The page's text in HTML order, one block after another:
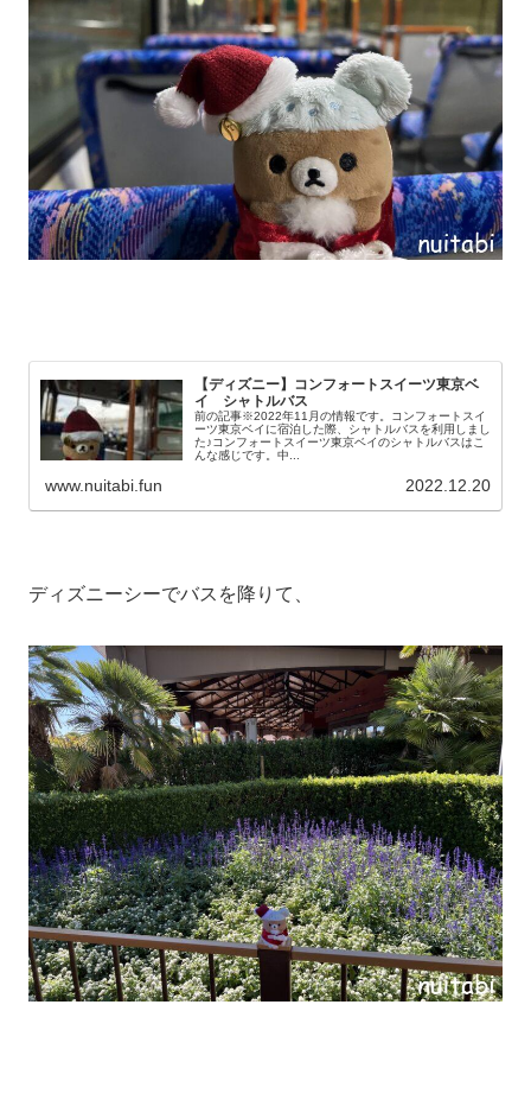
【ディズニー】コンフォートスイーツ東京ベ
イ シャトルバス
前の記事※2022年11月の情報です。コンフォートスイ
ーツ東京ベイに宿泊した際、シャトルバスを利用しまし
た♪コンフォートスイーツ東京ベイのシャトルバスはこ
んな感じです。中...
www.nuitabi.fun 2022.12.20
ディズニーシーでバスを降りて、